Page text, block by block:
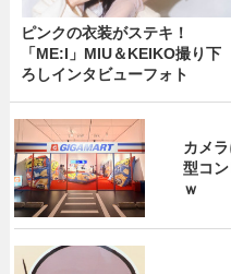
ピンクの衣装がステキ！
「ME:I」MIU＆KEIKO撮り下
ろしインタビューフォト
カメ
型コ
ｗ